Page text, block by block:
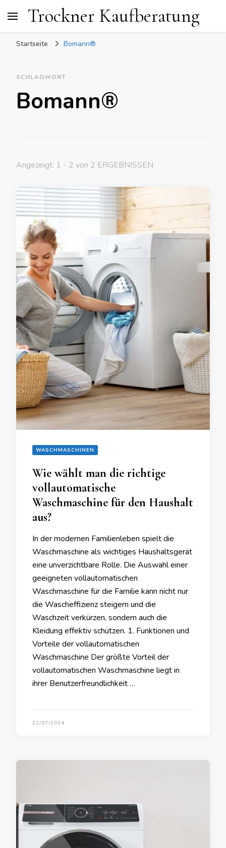
Trockner Kaufberatung
Startseite Bomann®
SCHLAGWORT
Bomann®
Angezeigt: 1 - 2 von 2 ERGEBNISSEN
WASCHMASCHINEN
Wie wählt man die richtige
vollautomatische
Waschmaschine für den Haushalt
aus?
In der modernen Familienleben spielt die
Waschmaschine als wichtiges Haushaltsgerät
eine unverzichtbare Rolle. Die Auswahl einer
geeigneten vollautomatischen
Waschmaschine für die Familie kann nicht nur
die Wascheffizienz steigern und die
Waschzeit verkürzen, sondern auch die
Kleidung effektiv schützen. 1. Funktionen und
Vorteile der vollautomatischen
Waschmaschine Der größte Vorteil der
vollautomatischen Waschmaschine liegt in
ihrer Benutzerfreundlichkeit …
21/07/2024